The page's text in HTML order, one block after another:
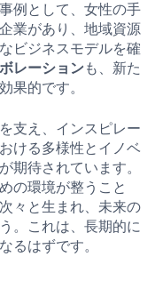
例として、女性の手
業があり、地域資源
ビジネスモデルを確
レーションも、新た
果的です。
支え、インスピレー
ける多様性とイノベ
期待されています。
の環境が整うこと
々と生まれ、未来の
。これは、長期的に
るはずです。